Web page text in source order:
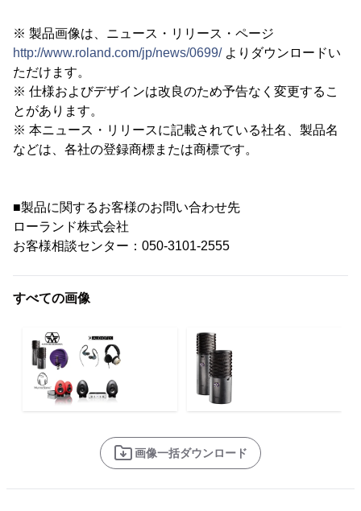
※ 製品画像は、ニュース・リリース・ページ
http://www.roland.com/jp/news/0699/よりダウンロードい
ただけます。
※ 仕様およびデザインは改良のため予告なく変更するこ
とがあります。
※ 本ニュース・リリースに記載されている社名、製品名
などは、各社の登録商標または商標です。
■製品に関するお客様のお問い合わせ先
ローランド株式会社
お客様相談センター：050-3101-2555
すべての画像
画像一括ダウンロード